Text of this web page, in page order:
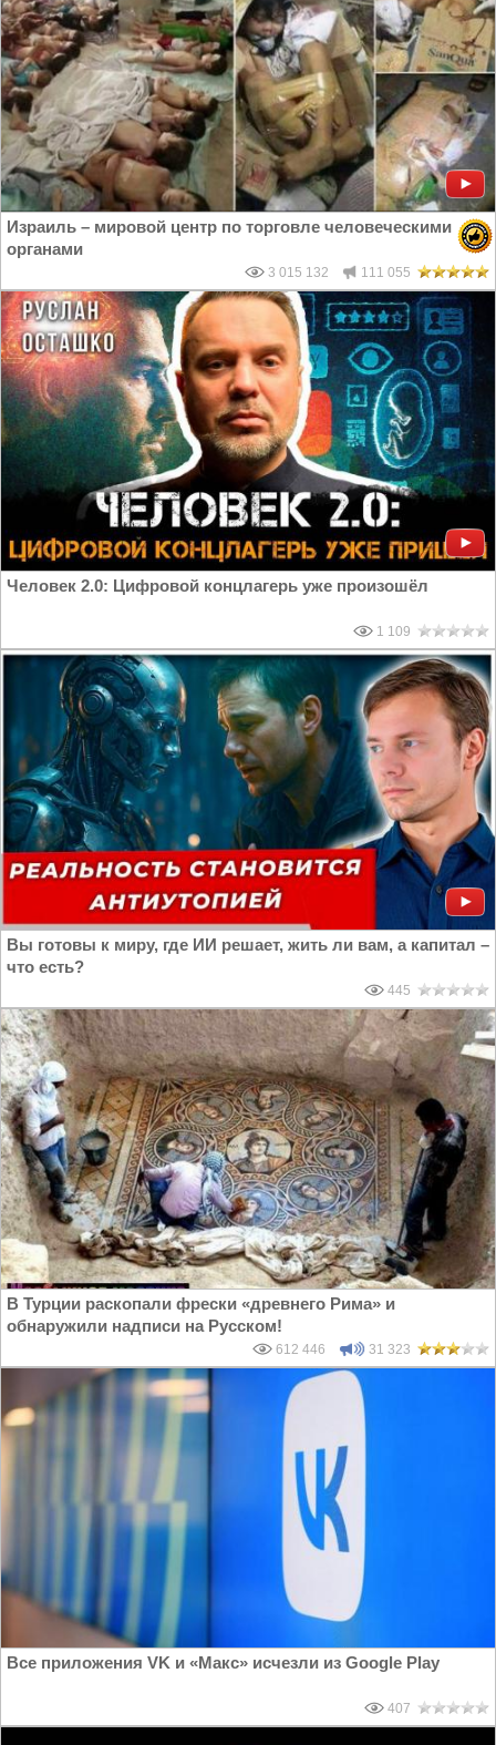
Израиль – мировой центр по торговле человеческими
органами
3 015 132 111 055
Человек 2.0: Цифровой концлагерь уже произошёл
1 109
Вы готовы к миру, где ИИ решает, жить ли вам, а капитал –
что есть?
445
В Турции раскопали фрески «древнего Рима» и
обнаружили надписи на Русском!
612 446 31 323
Все приложения VK и «Макс» исчезли из Google Play
407